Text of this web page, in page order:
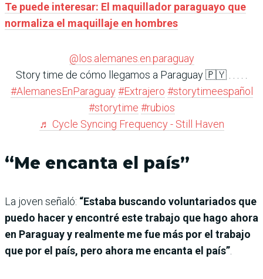
Te puede interesar: El maquillador paraguayo que
normaliza el maquillaje en hombres
@los.alemanes.en.paraguay
Story time de cómo llegamos a Paraguay 🇵🇾 . . . . .
#AlemanesEnParaguay #Extrajero #storytimeespañol
#storytime #rubios
♬ Cycle Syncing Frequency - Still Haven
“Me encanta el país”
La joven señaló: “Estaba buscando voluntariados que
puedo hacer y encontré este trabajo que hago ahora
en Paraguay y realmente me fue más por el trabajo
que por el país, pero ahora me encanta el país”